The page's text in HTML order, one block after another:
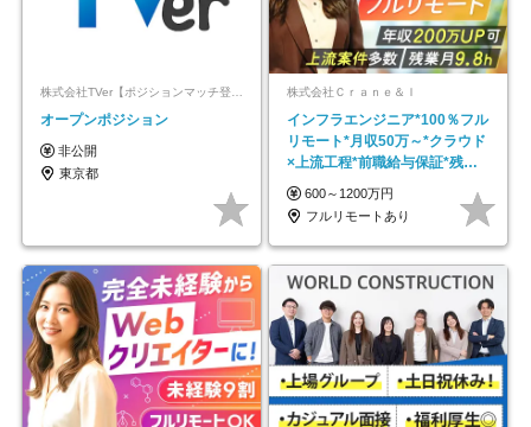
株式会社TVer【ポジションマッチ登録】
オープンポジション
非公開
東京都
株式会社Ｃｒａｎｅ＆Ｉ
インフラエンジニア*100％フル
リモート*月収50万～*クラウド
×上流工程*前職給与保証*残業
月9.8h
600～1200万円
フルリモートあり